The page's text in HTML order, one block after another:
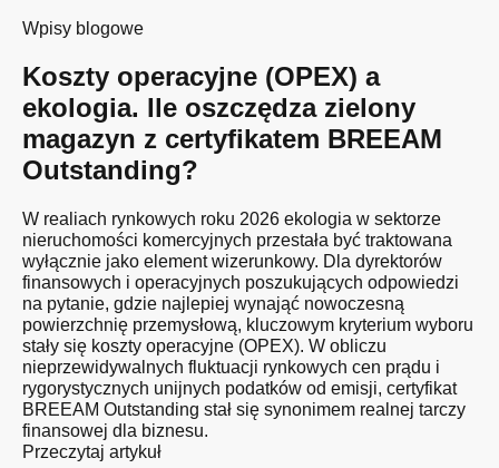
Wpisy blogowe
Koszty operacyjne (OPEX) a
ekologia. Ile oszczędza zielony
magazyn z certyfikatem BREEAM
Outstanding?
W realiach rynkowych roku 2026 ekologia w sektorze
nieruchomości komercyjnych przestała być traktowana
wyłącznie jako element wizerunkowy. Dla dyrektorów
finansowych i operacyjnych poszukujących odpowiedzi
na pytanie, gdzie najlepiej wynająć nowoczesną
powierzchnię przemysłową, kluczowym kryterium wyboru
stały się koszty operacyjne (OPEX). W obliczu
nieprzewidywalnych fluktuacji rynkowych cen prądu i
rygorystycznych unijnych podatków od emisji, certyfikat
BREEAM Outstanding stał się synonimem realnej tarczy
finansowej dla biznesu.
Przeczytaj artykuł